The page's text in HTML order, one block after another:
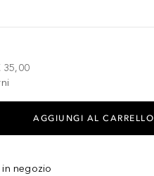
35,00
AGGIUNGI AL CARRELLO
negozio